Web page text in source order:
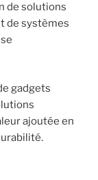
de solutions
de systèmes
gadgets
ajoutée en